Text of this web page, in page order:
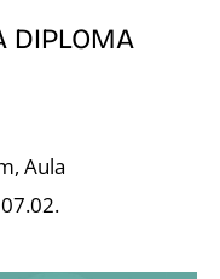
DIPLOMA
Aula